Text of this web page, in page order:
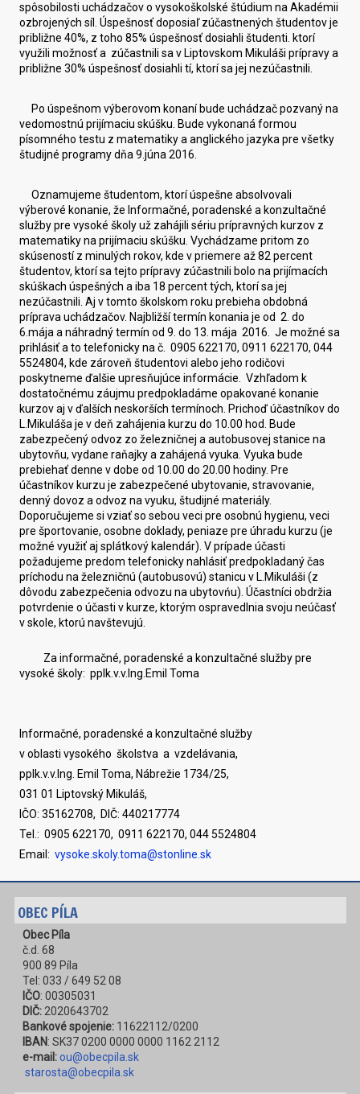
spôsobilosti uchádzačov o vysokoškolské štúdium na Akadémii
ozbrojených síl. Úspešnosť doposiaľ zúčastnených študentov je
približne 40%, z toho 85% úspešnosť dosiahli študenti. ktorí
využili možnosť a zúčastnili sa v Liptovskom Mikuláši prípravy a
približne 30% úspešnosť dosiahli tí, ktorí sa jej nezúčastnili.
Po úspešnom výberovom konaní bude uchádzač pozvaný na
vedomostnú prijímaciu skúšku. Bude vykonaná formou
písomného testu z matematiky a anglického jazyka pre všetky
študijné programy dňa 9.júna 2016.
Oznamujeme študentom, ktorí úspešne absolvovali
výberové konanie, že Informačné, poradenské a konzultačné
služby pre vysoké školy už zahájili sériu prípravných kurzov z
matematiky na prijímaciu skúšku. Vychádzame pritom zo
skúseností z minulých rokov, kde v priemere až 82 percent
študentov, ktorí sa tejto prípravy zúčastnili bolo na prijímacích
skúškach úspešných a iba 18 percent tých, ktorí sa jej
nezúčastnili. Aj v tomto školskom roku prebieha obdobná
príprava uchádzačov. Najbližší termín konania je od 2. do
6.mája a náhradný termín od 9. do 13. mája 2016. Je možné sa
prihlásiť a to telefonicky na č. 0905 622170, 0911 622170, 044
5524804, kde zároveň študentovi alebo jeho rodičovi
poskytneme ďalšie upresňujúce informácie. Vzhľadom k
dostatočnému záujmu predpokladáme opakované konanie
kurzov aj v ďalších neskorších termínoch. Prichoď účastníkov do
L.Mikuláša je v deň zahájenia kurzu do 10.00 hod. Bude
zabezpečený odvoz zo železničnej a autobusovej stanice na
ubytovňu, vydane raňajky a zahájená vyuka. Vyuka bude
prebiehať denne v dobe od 10.00 do 20.00 hodiny. Pre
účastníkov kurzu je zabezpečené ubytovanie, stravovanie,
denný dovoz a odvoz na vyuku, študijné materiály.
Doporučujeme si vziať so sebou veci pre osobnú hygienu, veci
pre športovanie, osobne doklady, peniaze pre úhradu kurzu (je
možné využiť aj splátkový kalendár). V prípade účasti
požadujeme predom telefonicky nahlásiť predpokladaný čas
príchodu na železničnú (autobusovú) stanicu v L.Mikuláši (z
dôvodu zabezpečenia odvozu na ubytovńu). Účastníci obdržia
potvrdenie o účasti v kurze, ktorým ospravedlnia svoju neúčasť
v skole, ktorú navštevujú.
Za informačné, poradenské a konzultačné služby pre
vysoké školy: pplk.v.v.Ing.Emil Toma
Informačné, poradenské a konzultačné služby
v oblasti vysokého školstva a vzdelávania,
pplk.v.v.Ing. Emil Toma, Nábrežie 1734/25,
031 01 Liptovský Mikuláš,
IČO: 35162708, DIČ: 440217774
Tel.: 0905 622170, 0911 622170, 044 5524804
Email:vysoke.skoly.toma@stonline.sk
OBEC PÍLA
Obec Píla
č.d. 68
900 89 Píla
Tel: 033 / 649 52 08
IČO: 00305031
DIČ:2020643702
Bankové spojenie:11622112/0200
IBAN: SK37 0200 0000 0000 1162 2112
e-mail:ou@obecpila.sk
starosta@obecpila.sk